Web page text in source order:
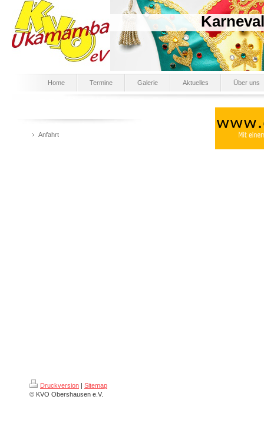
Home Termine Galerie Aktuelles Über uns
Anfahrt
Druckversion | Sitemap
© KVO Obershausen e.V.